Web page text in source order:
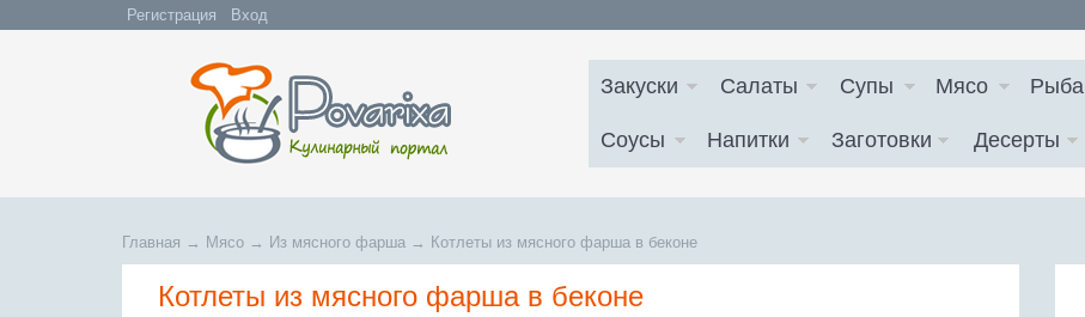
Регистрация Вход
Закуски Салаты Супы Мясо Рыба
Соусы Напитки Заготовки Десерты
Главная → Мясо → Из мясного фарша → Котлеты из мясного фарша в беконе
Котлеты из мясного фарша в беконе